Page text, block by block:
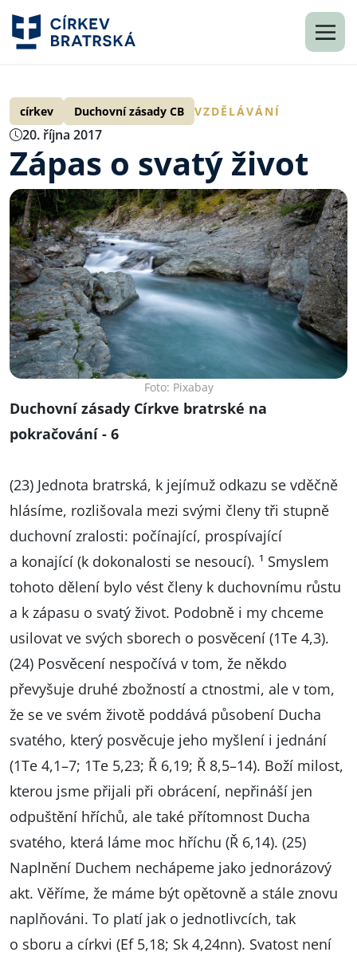
církev Duchovní zásady CB VZDĚLÁVÁNÍ
20. října 2017
Zápas o svatý život
Foto: Pixabay
Duchovní zásady Církve bratrské na
pokračování - 6
(23) Jednota bratrská, k jejímuž odkazu se vděčně
hlásíme, rozlišovala mezi svými členy tři stupně
duchovní zralosti: počínající, prospívající
a konající (k dokonalosti se nesoucí). ¹ Smyslem
tohoto dělení bylo vést členy k duchovnímu růstu
a k zápasu o svatý život. Podobně i my chceme
usilovat ve svých sborech o posvěcení (1Te 4,3).
(24) Posvěcení nespočívá v tom, že někdo
převyšuje druhé zbožností a ctnostmi, ale v tom,
že se ve svém životě poddává působení Ducha
svatého, který posvěcuje jeho myšlení i jednání
(1Te 4,1–7; 1Te 5,23; Ř 6,19; Ř 8,5–14). Boží milost,
kterou jsme přijali při obrácení, nepřináší jen
odpuštění hříchů, ale také přítomnost Ducha
svatého, která láme moc hříchu (Ř 6,14). (25)
Naplnění Duchem nechápeme jako jednorázový
akt. Věříme, že máme být opětovně a stále znovu
naplňováni. To platí jak o jednotlivcích, tak
o sboru a církvi (Ef 5,18; Sk 4,24nn). Svatost není